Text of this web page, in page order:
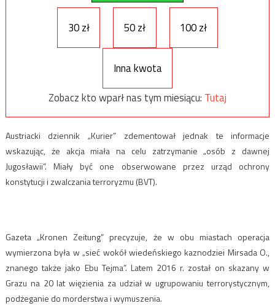
30 zł 50 zł 100 zł
Inna kwota
Zobacz kto wparł nas tym miesiącu: Tutaj
Austriacki dziennik „Kurier” zdementował jednak te informacje
wskazując, że akcja miała na celu zatrzymanie „osób z dawnej
Jugosławii”. Miały być one obserwowane przez urząd ochrony
konstytucji i zwalczania terroryzmu (BVT).
Gazeta „Kronen Zeitung” precyzuje, że w obu miastach operacja
wymierzona była w „sieć wokół wiedeńskiego kaznodziei Mirsada O.,
znanego także jako Ebu Tejma”. Latem 2016 r. został on skazany w
Grazu na 20 lat więzienia za udział w ugrupowaniu terrorystycznym,
podżeganie do morderstwa i wymuszenia.